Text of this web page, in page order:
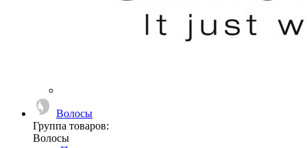
Волосы
Группа товаров:
Волосы